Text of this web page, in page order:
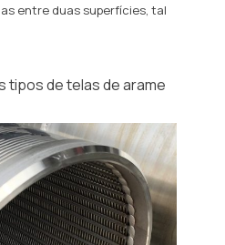
entre duas superfícies, tal
tipos de telas de arame